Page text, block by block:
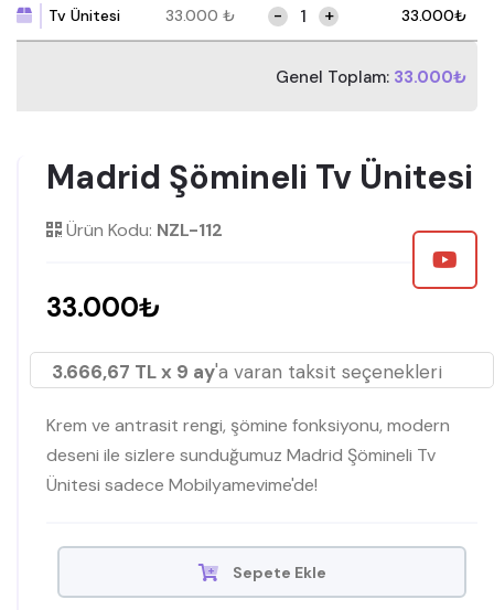
Tv Ünitesi 33.000 ₺ - + 33.000₺
Genel Toplam: 33.000₺
Madrid Şömineli Tv Ünitesi
Ürün Kodu: NZL-112
33.000₺
3.666,67 TL x 9 ay'a varan taksit seçenekleri
Krem ve antrasit rengi, şömine fonksiyonu, modern
deseni ile sizlere sunduğumuz Madrid Şömineli Tv
Ünitesi sadece Mobilyamevime'de!
Sepete Ekle